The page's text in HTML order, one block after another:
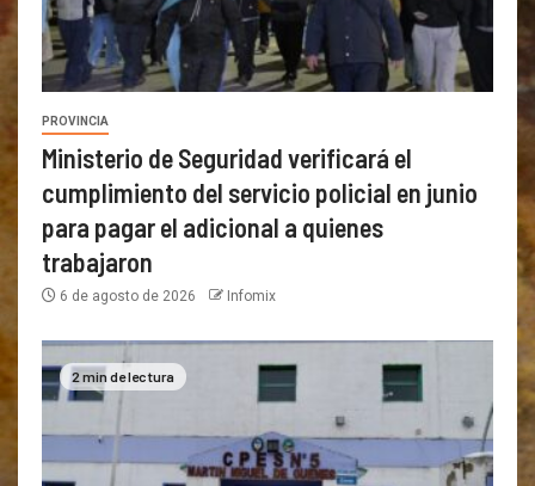
PROVINCIA
Ministerio de Seguridad verificará el
cumplimiento del servicio policial en junio
para pagar el adicional a quienes
trabajaron
6 de agosto de 2026 Infomix
2 min de lectura